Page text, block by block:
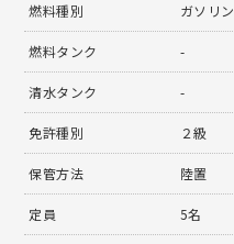
燃料種別 ガソリン
燃料タンク -
清水タンク -
免許種別 ２級
保管方法 陸置
定員 5名